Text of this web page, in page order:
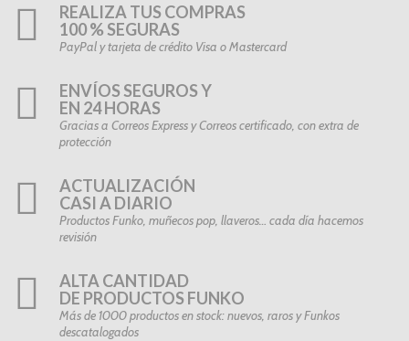
REALIZA TUS COMPRAS
100 % SEGURAS
PayPal y tarjeta de crédito Visa o Mastercard
ENVÍOS SEGUROS Y
EN 24 HORAS
Gracias a Correos Express y Correos certificado, con extra de
protección
ACTUALIZACIÓN
CASI A DIARIO
Productos Funko, muñecos pop, llaveros… cada día hacemos
revisión
ALTA CANTIDAD
DE PRODUCTOS FUNKO
Más de 1000 productos en stock: nuevos, raros y Funkos
descatalogados